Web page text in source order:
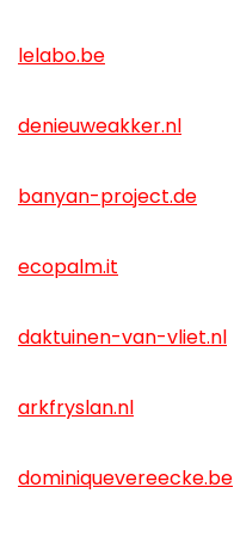
lelabo.be
denieuweakker.nl
banyan-project.de
ecopalm.it
daktuinen-van-vliet.nl
arkfryslan.nl
dominiquevereecke.be